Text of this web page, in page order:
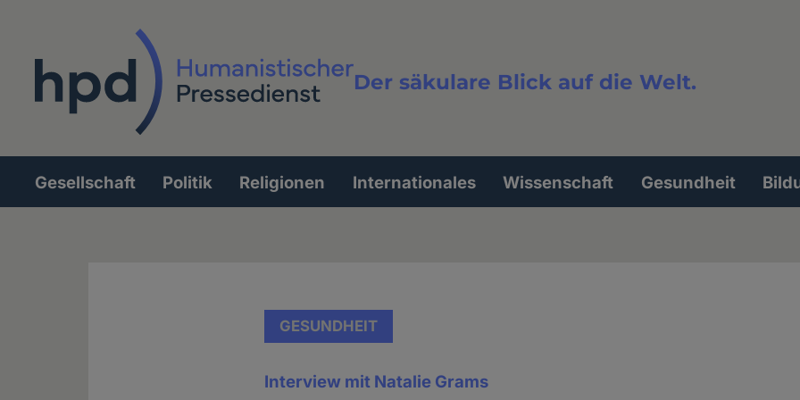
Der säkulare Blick auf die Welt.
Volltextsuche
Hauptnavigation
Gesellschaft Politik Religionen Internationales Wissenschaft Gesundheit
GESUNDHEIT
Interview mit Natalie Grams